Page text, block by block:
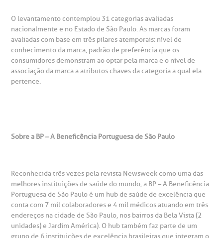
Saiba mais
Endereço:
a BP
Conosco
Cirurgia
de Sangue
O levantamento contemplou 31 categorias avaliadas
nacionalmente e no Estado de São Paulo. As marcas foram
avaliadas com base em três pilares atemporais: nível de
conhecimento da marca, padrão de preferência que os
consumidores demonstram ao optar pela marca e o nível de
associação da marca a atributos chaves da categoria a qual ela
pertence.
Sobre a BP – A Beneficência Portuguesa de São Paulo
Reconhecida três vezes pela revista Newsweek como uma das
melhores instituições de saúde do mundo, a BP – A Beneficência
Portuguesa de São Paulo é um hub de saúde de excelência que
conta com 7 mil colaboradores e 4 mil médicos atuando em três
endereços na cidade de São Paulo, nos bairros da Bela Vista (2
unidades) e Jardim América). O hub também faz parte de um
grupo de 6 instituições de excelência brasileiras que integram o